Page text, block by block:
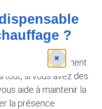
?
de votre équipement
si vous avez des
aide à maintenir la
la présence
✖